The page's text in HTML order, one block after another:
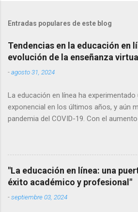
Entradas populares de este blog
Tendencias en la educación en
evolución de la enseñanza
-agosto 31, 2024
La educación en línea ha
exponencial en los últimos años, y aún
pandemia del COVID-19. Con el
a la educación en línea, lo que ha
constante en las formas de enseñanza
En este artículo, exploraremos algunas
relevantes en la educación en línea y
forma en que adquirimos
uso de dispositivos móviles como
"La educación en línea: una
éxito académico y profesional"
-septiembre 03, 2024